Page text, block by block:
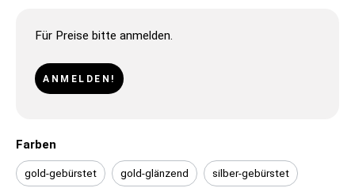
Für Preise bitte anmelden.
ANMELDEN!
Farben
gold-gebürstet gold-glänzend silber-gebürstet